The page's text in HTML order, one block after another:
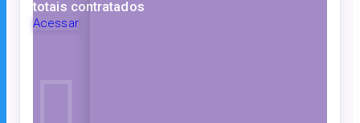
totais contratados
Acessar